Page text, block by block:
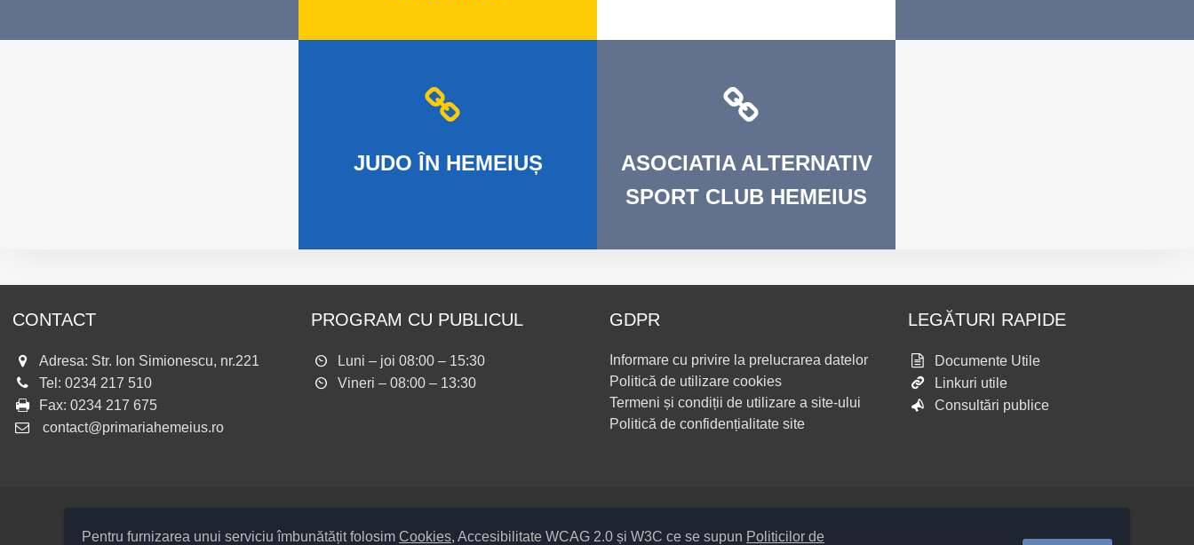
Pentru furnizarea unui serviciu îmbunătățit folosim Cookies, Accesibilitate WCAG 2.0 și W3C ce se supun Politicilor de
JUDO ÎN HEMEIUȘ ASOCIATIAALTERNATIV
SPORT CLUB HEMEIUS
CONTACT
Adresa: Str. Ion Simionescu, nr.221
Tel: 0234 217 510
Fax: 0234 217 675
contact@primariahemeius.ro
PROGRAM CU PUBLICUL
Luni – joi 08:00 – 15:30
Vineri – 08:00 – 13:30
GDPR
Informare cu privire la prelucrarea datelor
Politică de utilizare cookies
Termeni și condiții de utilizare a site-ului
Politică de confidențialitate site
LEGĂTURI RAPIDE
Documente Utile
Linkuri utile
Consultări publice
Setări Cookies și Accesibilitate